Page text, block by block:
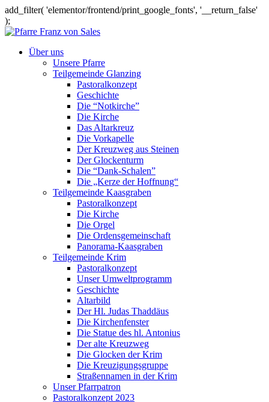
add_filter( 'elementor/frontend/print_google_fonts', '__return_false'
);
Über uns
Unsere Pfarre
Teilgemeinde Glanzing
Pastoralkonzept
Geschichte
Die “Notkirche”
Die Kirche
Das Altarkreuz
Die Vorkapelle
Der Kreuzweg aus Steinen
Der Glockenturm
Die “Dank-Schalen”
Die „Kerze der Hoffnung“
Teilgemeinde Kaasgraben
Pastoralkonzept
Die Kirche
Die Orgel
Die Ordensgemeinschaft
Panorama-Kaasgraben
Teilgemeinde Krim
Pastoralkonzept
Unser Umweltprogramm
Geschichte
Altarbild
Der Hl. Judas Thaddäus
Die Kirchenfenster
Die Statue des hl. Antonius
Der alte Kreuzweg
Die Glocken der Krim
Die Kreuzigungsgruppe
Straßennamen in der Krim
Unser Pfarrpatron
Pastoralkonzept 2023